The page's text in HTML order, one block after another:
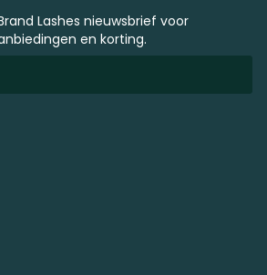
Lashes nieuwsbrief voor
en korting.